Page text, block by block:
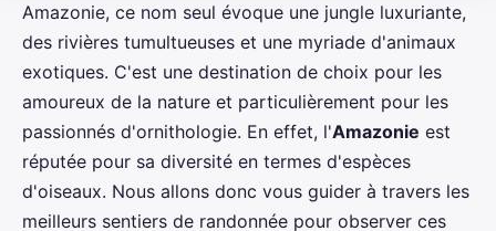
Amazonie, ce nom seul évoque une jungle luxuriante,
des rivières tumultueuses et une myriade d'animaux
exotiques. C'est une destination de choix pour les
amoureux de la nature et particulièrement pour les
passionnés d'ornithologie. En effet, l'Amazonie est
réputée pour sa diversité en termes d'espèces
d'oiseaux. Nous allons donc vous guider à travers les
meilleurs sentiers de randonnée pour observer ces